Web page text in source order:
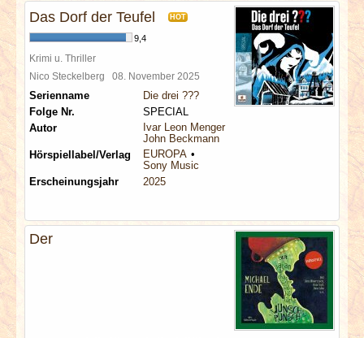
SPECIALS
REDAKTION
LINKS
ARCHIV
Das Dorf der Teufel HOT
9,4
Krimi u. Thriller
Nico Steckelberg 08. November 2025
Serienname
Die drei ???
Folge Nr.
SPECIAL
Autor
Ivar Leon Menger
John Beckmann
Hörspiellabel/Verlag
EUROPA
Sony Music
Erscheinungsjahr
2025
Der